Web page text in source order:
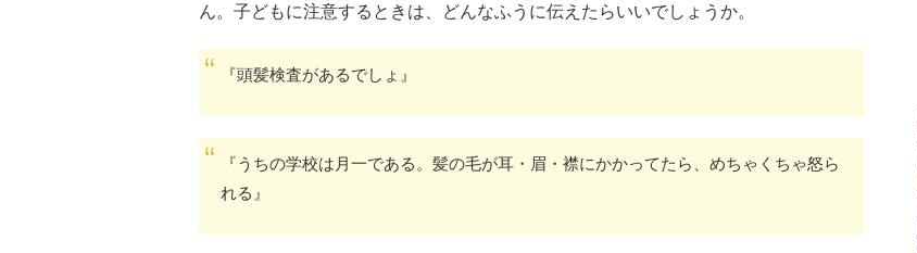
ん。子どもに注意するときは、どんなふうに伝えたらいいでしょうか。
『頭髪検査があるでしょ』
『うちの学校は月一である。髪の毛が耳・眉・襟にかかってたら、めちゃくちゃ怒ら
れる』